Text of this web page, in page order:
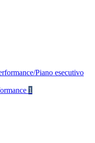
Piano esecutivo
1